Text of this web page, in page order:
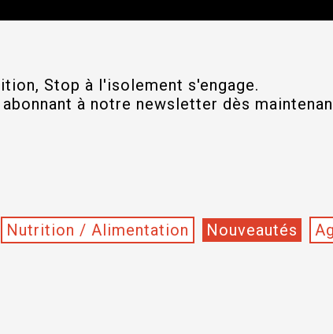
Stop à l'isolement s'engage.
à notre newsletter dès
Nutrition / Alimentation Nouveautés